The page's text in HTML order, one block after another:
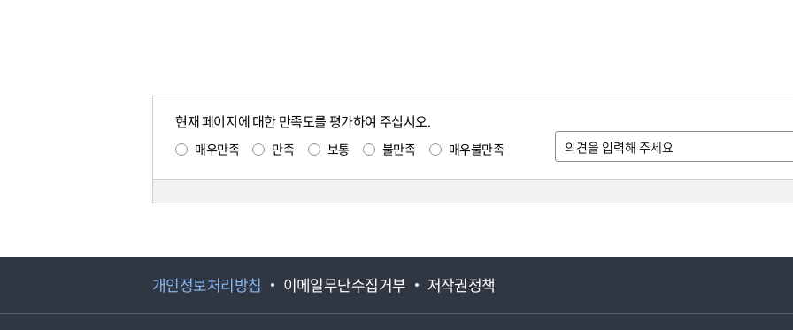
현재 페이지에 대한 만족도를 평가하여 주십시오.
매우만족 만족 보통 불만족 매우불만족
개인정보처리방침 이메일무단수집거부 저작권정책